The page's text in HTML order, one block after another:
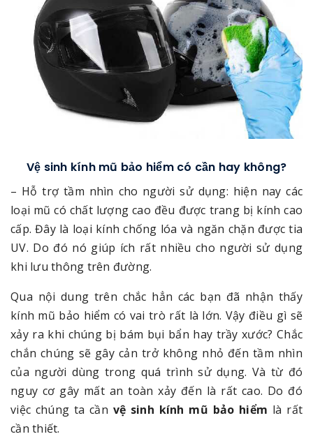
Vệ sinh kính mũ bảo hiểm có cần hay không?
– Hỗ trợ tầm nhìn cho người sử dụng: hiện nay các
loại mũ có chất lượng cao đều được trang bị kính cao
cấp. Đây là loại kính chống lóa và ngăn chặn được tia
UV. Do đó nó giúp ích rất nhiều cho người sử dụng
khi lưu thông trên đường.
Qua nội dung trên chắc hẳn các bạn đã nhận thấy
kính mũ bảo hiểm có vai trò rất là lớn. Vậy điều gì sẽ
xảy ra khi chúng bị bám bụi bẩn hay trầy xước? Chắc
chắn chúng sẽ gây cản trở không nhỏ đến tầm nhìn
của người dùng trong quá trình sử dụng. Và từ đó
nguy cơ gây mất an toàn xảy đến là rất cao. Do đó
việc chúng ta cần vệ sinh kính mũ bảo hiểm là rất
cần thiết.